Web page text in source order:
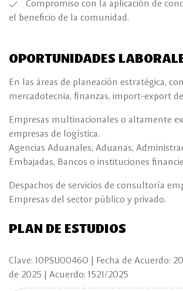
Compromiso con la aplicación de
el beneficio de la comunidad.
OPORTUNIDADES
En las áreas de planeación estratégica,
mercadotecnia, finanzas, import-export
Empresas multinacionales o altamente
empresas de logística.
Agencias Aduanales, Aduanas,
Embajadas, Bancos o instituciones
Despachos de servicios de consultoría
Empresas del sector público y privado.
PLAN DE ESTUDIOS
Clave: 10PSU0046O | Fecha de Acuerdo:
de 2025 | Acuerdo: 1521/2025